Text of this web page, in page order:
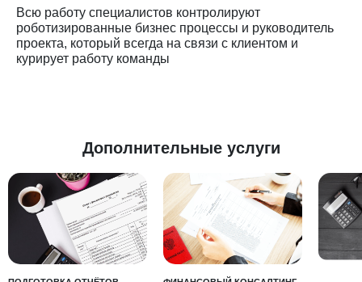
Всю работу специалистов контролируют
роботизированные бизнес процессы и руководитель
проекта, который всегда на связи с клиентом и
курирует работу команды
Дополнительные услуги